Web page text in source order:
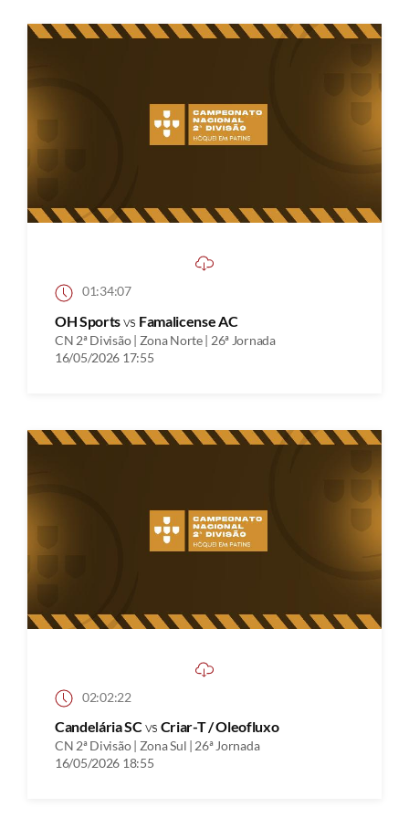
01:34:07
OH Sportsvs Famalicense AC
CN 2ª Divisão | Zona Norte | 26ª Jornada
16/05/2026 17:55
02:02:22
Candelária SCvs Criar-T / Oleofluxo
CN 2ª Divisão | Zona Sul | 26ª Jornada
16/05/2026 18:55